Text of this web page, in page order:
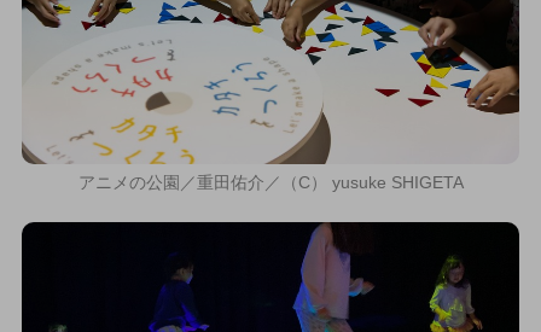
アニメの公園／重田佑介／（C） yusuke SHIGETA